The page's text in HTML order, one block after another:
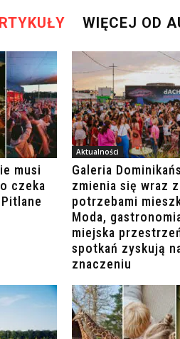
WIĘCEJ OD
musi
czeka
Aktualności
Galeria
zmienia się wraz z
potrzebami
Moda,
miejska
spotkań zyskują
znaczeniu